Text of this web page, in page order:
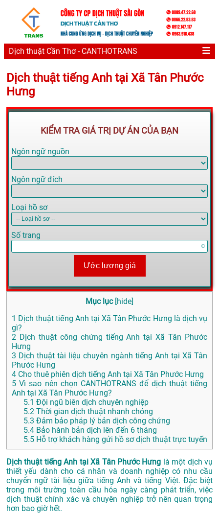
Dịch thuật Cần Thơ - CANTHOTRANS
Dịch thuật tiếng Anh tại Xã Tân Phước
Hưng
KIỂM TRA GIÁ TRỊ DỰ ÁN CỦA BẠN
Ngôn ngữ nguồn
Ngôn ngữ đích
Loại hồ sơ
Số trang
Ước lượng giá
Mục lục [hide]
1 Dịch thuật tiếng Anh tại Xã Tân Phước Hưng là dịch vụ
gì?
2 Dịch thuật công chứng tiếng Anh tại Xã Tân Phước
Hưng
3 Dịch thuật tài liệu chuyên ngành tiếng Anh tại Xã Tân
Phước Hưng
4 Cho thuê phiên dịch tiếng Anh tại Xã Tân Phước Hưng
5 Vì sao nên chọn CANTHOTRANS để dịch thuật tiếng
Anh tại Xã Tân Phước Hưng?
5.1 Đội ngũ biên dịch chuyên nghiệp
5.2 Thời gian dịch thuật nhanh chóng
5.3 Đảm bảo pháp lý bản dịch công chứng
5.4 Bảo hành bản dịch lên đến 6 tháng
5.5 Hỗ trợ khách hàng gửi hồ sơ dịch thuật trực tuyến
Dịch thuật tiếng Anh tại Xã Tân Phước Hưng là một dịch vụ
thiết yếu dành cho cá nhân và doanh nghiệp có nhu cầu
chuyển ngữ tài liệu giữa tiếng Anh và tiếng Việt. Đặc biệt
trong môi trường toàn cầu hóa ngày càng phát triển, việc
dịch thuật chính xác và chuyên nghiệp trở nên quan trọng
hơn bao giờ hết.